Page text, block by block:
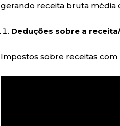
gerando receita bruta média
Deduções sobre a
Impostos sobre receitas